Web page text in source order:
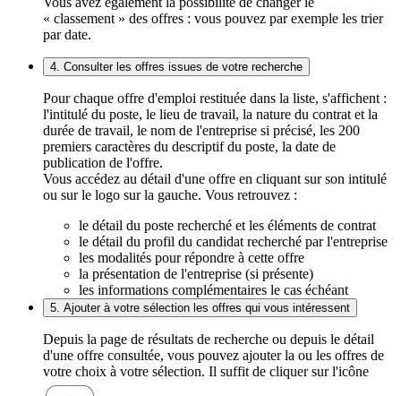
« classement » des offres : vous pouvez par exemple les trier
par date.
4. Consulter les offres issues de votre recherche
Pour chaque offre d'emploi restituée dans la liste, s'affichent :
l'intitulé du poste, le lieu de travail, la nature du contrat et la
durée de travail, le nom de l'entreprise si précisé, les 200
premiers caractères du descriptif du poste, la date de
publication de l'offre.
Vous accédez au détail d'une offre en cliquant sur son intitulé
ou sur le logo sur la gauche. Vous retrouvez :
le détail du poste recherché et les éléments de contrat
le détail du profil du candidat recherché par l'entreprise
les modalités pour répondre à cette offre
la présentation de l'entreprise (si présente)
les informations complémentaires le cas échéant
5. Ajouter à votre sélection les offres qui vous intéressent
Depuis la page de résultats de recherche ou depuis le détail
d'une offre consultée, vous pouvez ajouter la ou les offres de
votre choix à votre sélection. Il suffit de cliquer sur l'icône